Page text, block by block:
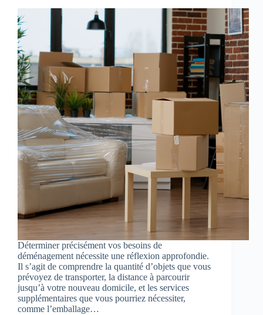
Déterminer précisément vos besoins de
déménagement nécessite une réflexion approfondie.
Il s’agit de comprendre la quantité d’objets que vous
prévoyez de transporter, la distance à parcourir
jusqu’à votre nouveau domicile, et les services
supplémentaires que vous pourriez nécessiter,
comme l’emballage…